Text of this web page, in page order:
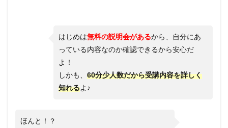
はじめは無料の説明会があるから、自分にあ
っている内容なのか確認できるから安心だ
よ！
しかも、 60分少人数だから受講内容を詳しく
知れるよ♪
ほんと！？